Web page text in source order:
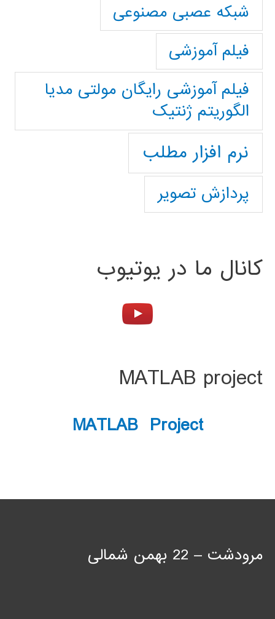
شبکه عصبی مصنوعی
فیلم آموزشی
فیلم آموزشی رایگان مولتی مدیا
الگوریتم ژنتیک
نرم افزار مطلب
پردازش تصویر
کانال ما در یوتیوب
MATLAB project
MATLAB Project
مرودشت – 22 بهمن شمالی